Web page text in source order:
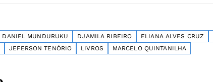
DANIEL MUNDURUKU DJAMILA RIBEIRO ELIANA ALVES CRUZ
JEFERSON TENÓRIO LIVROS MARCELO QUINTANILHA